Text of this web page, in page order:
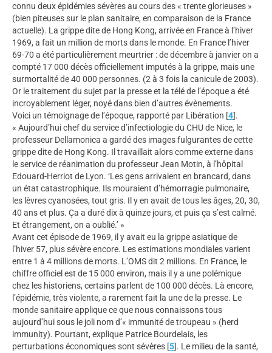
connu deux épidémies sévères au cours des « trente glorieuses »
(bien piteuses sur le plan sanitaire, en comparaison de la France
actuelle). La grippe dite de Hong Kong, arrivée en France à l’hiver
1969, a fait un million de morts dans le monde. En France l’hiver
69-70 a été particulièrement meurtrier : de décembre à janvier on a
compté 17 000 décès officiellement imputés à la grippe, mais une
surmortalité de 40 000 personnes. (2 à 3 fois la canicule de 2003).
Or le traitement du sujet par la presse et la télé de l’époque a été
incroyablement léger, noyé dans bien d’autres évènements.
Voici un témoignage de l’époque, rapporté par Libération [4].
« Aujourd’hui chef du service d’infectiologie du CHU de Nice, le
professeur Dellamonica a gardé des images fulgurantes de cette
grippe dite de Hong Kong. Il travaillait alors comme externe dans
le service de réanimation du professeur Jean Motin, à l’hôpital
Edouard-Herriot de Lyon. ‘Les gens arrivaient en brancard, dans
un état catastrophique. Ils mouraient d’hémorragie pulmonaire,
les lèvres cyanosées, tout gris. Il y en avait de tous les âges, 20, 30,
40 ans et plus. Ça a duré dix à quinze jours, et puis ça s’est calmé.
Et étrangement, on a oublié.’ »
Avant cet épisode de 1969, il y avait eu la grippe asiatique de
l’hiver 57, plus sévère encore. Les estimations mondiales varient
entre 1 à 4 millions de morts. L’OMS dit 2 millions. En France, le
chiffre officiel est de 15 000 environ, mais il y a une polémique
chez les historiens, certains parlent de 100 000 décès. Là encore,
l’épidémie, très violente, a rarement fait la une de la presse. Le
monde sanitaire applique ce que nous connaissons tous
aujourd’hui sous le joli nom d’« immunité de troupeau » (herd
immunity). Pourtant, explique Patrice Bourdelais, les
perturbations économiques sont sévères [5]. Le milieu de la santé,